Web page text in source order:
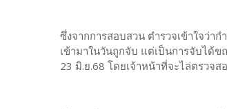
ซึ่งจากการสอบสวน ตำรวจเข้าใจว่า
เข้ามาในวันถูกจับ แต่เป็นการจับได้ข
23 มิ.ย.68 โดยเจ้าหน้าที่จะไล่ตรวจ